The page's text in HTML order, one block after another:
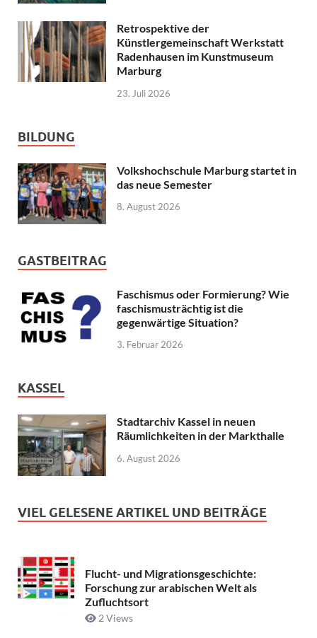
Retrospektive der
Künstlergemeinschaft Werkstatt
Radenhausen im Kunstmuseum
Marburg
23. Juli 2026
BILDUNG
Volkshochschule Marburg startet in
das neue Semester
8. August 2026
GASTBEITRAG
Faschismus oder Formierung? Wie
faschismusträchtig ist die
gegenwärtige Situation?
3. Februar 2026
KASSEL
Stadtarchiv Kassel in neuen
Räumlichkeiten in der Markthalle
6. August 2026
VIEL GELESENE ARTIKEL UND BEITRÄGE
Flucht- und Migrationsgeschichte:
Forschung zur arabischen Welt als
Zufluchtsort
2 Views